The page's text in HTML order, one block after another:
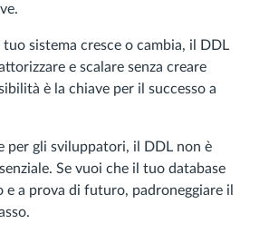
sistema cresce o cambia, il DDL
e scalare senza creare
è la chiave per il successo a
per gli sviluppatori, il DDL non è
Se vuoi che il tuo database
e a prova di futuro, padroneggiare il